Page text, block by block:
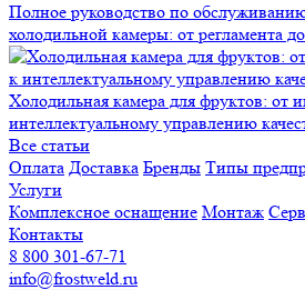
Полное руководство по
холодильной камеры: от регламента
Холодильная камера для фруктов: от
интеллектуальному управлению
Все статьи
Оплата Доставка Бренды Типы
Услуги
Комплексное оснащение Монтаж
Контакты
8 800 301-67-71
info@frostweld.ru